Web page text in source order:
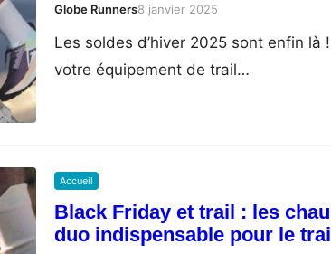
Globe Runners8 janvier 2025
Les soldes d’hiver 2025 sont enfin là
votre équipement de trail…
Accueil
Black Friday et trail : les
duo indispensable pour le trail